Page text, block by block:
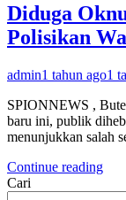
Diduga
Polisikan
admin1 tahun ago1
SPIONNEWS ,
baru ini, publik
menunjukkan salah
Continue reading
Cari